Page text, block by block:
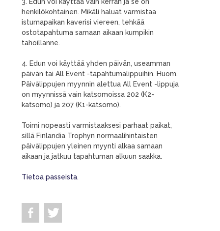
henkilökohtainen. Mikäli haluat varmistaa
istumapaikan kaverisi viereen, tehkää
ostotapahtuma samaan aikaan kumpikin
tahoillanne.
4. Edun voi käyttää yhden päivän, useamman
päivän tai All Event -tapahtumalippuihin. Huom.
Päivälippujen myynnin alettua All Event -lippuja
on myynnissä vain katsomoissa 202 (K2-
katsomo) ja 207 (K1-katsomo).
Toimi nopeasti varmistaaksesi parhaat paikat,
sillä Finlandia Trophyn normaalihintaisten
päivälippujen yleinen myynti alkaa samaan
aikaan ja jatkuu tapahtuman alkuun saakka.
Tietoa passeista.